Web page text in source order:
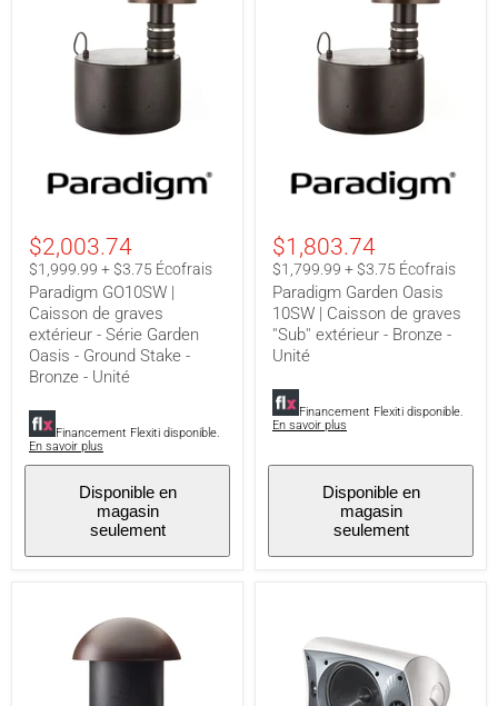
GO10SW
graves
extérieur
Série
Garden
Oasis
Ground
Stake
Bronze
Unité
$2,003.74
$1,999.99 + $3.75 Écofrais
Paradigm GO10SW |
Caisson de graves
extérieur - Série Garden
Oasis - Ground Stake -
Bronze - Unité
Financement Flexiti disponible.
En savoir plus
Disponible en
magasin
seulement
Garden
Oasis
Caisson
de
graves
''Sub''
extérieur
Bronze
Unité
$1,803.74
$1,799.99 + $3.75 Écofrais
Paradigm Garden Oasis
10SW | Caisson de graves
''Sub'' extérieur - Bronze -
Unité
Financement Flexiti disponible.
En savoir plus
Disponible en
magasin
seulement